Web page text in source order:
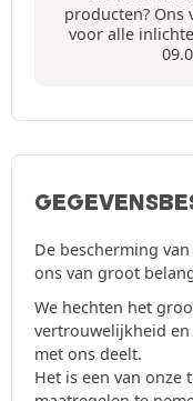
producten?
voor alle
De bescherming
ons van groot
We hechten het
vertrouwelijkheid
met ons deelt.
Het is een van